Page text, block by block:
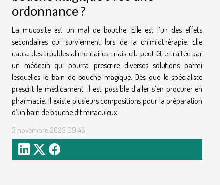
ordonnance ?
La mucosite est un mal de bouche. Elle est l’un des effets
secondaires qui surviennent lors de la chimiothérapie. Elle
cause des troubles alimentaires, mais elle peut être traitée par
un médecin qui pourra prescrire diverses solutions parmi
lesquelles le bain de bouche magique. Dès que le spécialiste
prescrit le médicament, il est possible d’aller s’en procurer en
pharmacie. Il existe plusieurs compositions pour la préparation
d’un bain de bouche dit miraculeux.
3 novembre 2023 09:48